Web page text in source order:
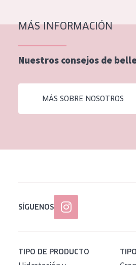
Piel normal y seca
Piel mixata o grasa
Piel madura
Piel expuesta al sol
Piel menopáusica
Todas las edades
MÁS INFORMACIÓN
Nuestros consejos de
MÁS SOBRE NOSOTROS
SÍGUENOS
TIPO DE PRODUCTO